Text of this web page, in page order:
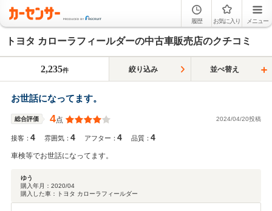
履歴 お気に入り メニュー
トヨタ カローラフィールダーの中古車販売店のクチコミ
2,235件 絞り込み 並べ替え
お世話になってます。
総合評価 4点 2024/04/20投稿
接客：4 雰囲気：4 アフター：4 品質：4
車検等でお世話になってます。
ゆう
購入年月： 2020/04
購入した車：
トヨタ カローラフィールダー